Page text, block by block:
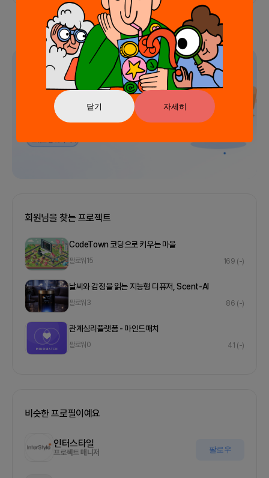
닫기 자세히
회원님을 찾는 프로젝트
CodeTown 코딩으로 키우는 마을
팔로워 15 169 (-)
날씨와 감정을 읽는 지능형 디퓨저, Scent-AI
팔로워 3 86 (-)
관계심리플랫폼 - 마인드매치
팔로워 0 41 (-)
비슷한 프로필이예요
인터스타일
프로젝트 매니저 팔로우